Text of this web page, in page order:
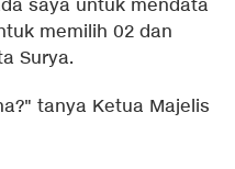
saya untuk mendata
memilih 02 dan
Surya.
tanya Ketua Majelis